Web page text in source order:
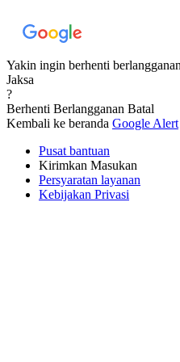
Yakin ingin berhenti
Jaksa
?
Berhenti Berlangganan Batal
Kembali ke beranda Google Alert
Pusat bantuan
Kirimkan Masukan
Persyaratan layanan
Kebijakan Privasi